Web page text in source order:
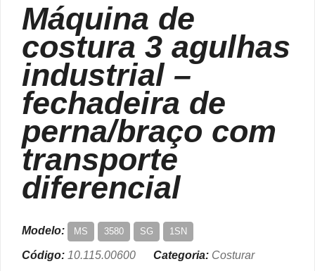
máquina de
costura 3 agulhas
industrial –
fechadeira de
perna/braço com
transporte
diferencial
Modelo: MS 3580 SG 1SN
Código: 10.115.00600 Categoria: Costurar